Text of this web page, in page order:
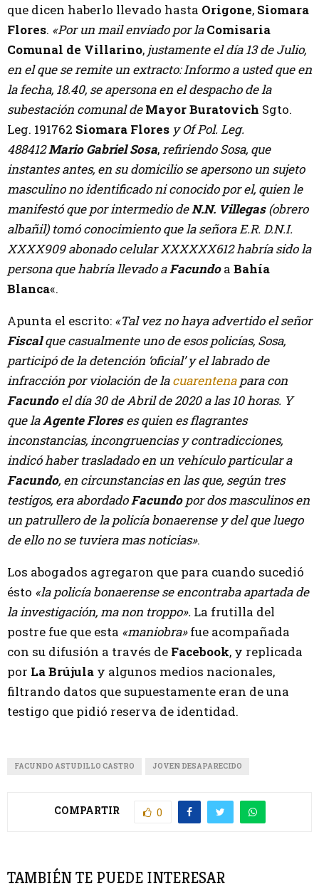
que dicen haberlo llevado hasta Origone, Siomara
Flores. «Por un mail enviado por la Comisaria
Comunal de Villarino, justamente el día 13 de Julio,
en el que se remite un extracto: Informo a usted que en
la fecha, 18.40, se apersona en el despacho de la
subestación comunal deMayor Buratovich Sgto.
Leg. 191762 Siomara Flores y Of Pol. Leg.
488412Mario Gabriel Sosa, refiriendo Sosa, que
instantes antes, en su domicilio se apersono un sujeto
masculino no identificado ni conocido por el, quien le
manifestó que por intermedio deN.N. Villegas (obrero
albañil) tomó conocimiento que la señora E.R. D.N.I.
XXXX909 abonado celular XXXXXX612 habría sido la
persona que habría llevado aFacundo a Bahía
Blanca«.
Apunta el escrito: «Tal vez no haya advertido el señor
Fiscalque casualmente uno de esos policías, Sosa,
participó de la detención ‘oficial’ y el labrado de
infracción por violación de lacuarentenapara con
Facundoel día 30 de Abril de 2020 a las 10 horas. Y
que laAgente Floreses quien es flagrantes
inconstancias, incongruencias y contradicciones,
indicó haber trasladado en un vehículo particular a
Facundo, en circunstancias en las que, según tres
testigos, era abordadoFacundopor dos masculinos en
un patrullero de la policía bonaerense y del que luego
de ello no se tuviera mas noticias».
Los abogados agregaron que para cuando sucedió
ésto «la policía bonaerense se encontraba apartada de
la investigación, ma non troppo». La frutilla del
postre fue que esta «maniobra»fue acompañada
con su difusión a través de Facebook, y replicada
por La Brújula y algunos medios nacionales,
filtrando datos que supuestamente eran de una
testigo que pidió reserva de identidad.
FACUNDO ASTUDILLO CASTRO JOVEN DESAPARECIDO
COMPARTIR 0
TAMBIÉN TE PUEDE INTERESAR